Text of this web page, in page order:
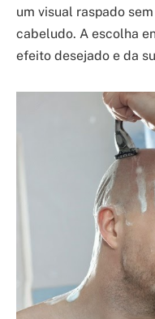
um visual raspado
cabeludo. A escolha
efeito desejado e da